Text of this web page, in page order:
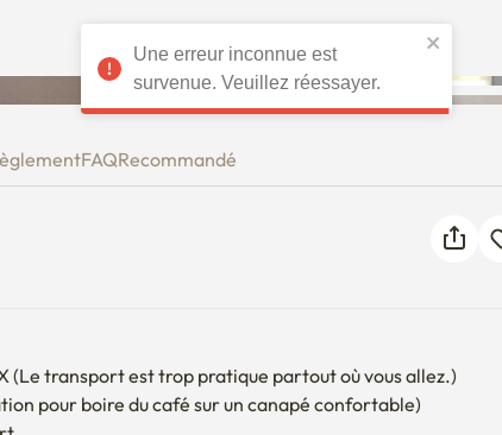
FAQRecommandé
transport est trop pratique partout où vous allez.)
pour boire du café sur un canapé confortable)
Une erreur inconnue est
survenue. Veuillez réessayer.